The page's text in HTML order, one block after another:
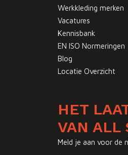
Werkkleding merken
Vacatures
Kennisbank
EN ISO Normeringen
Blog
Locatie Overzicht
HET
VAN ALL
Meld je aan voor de